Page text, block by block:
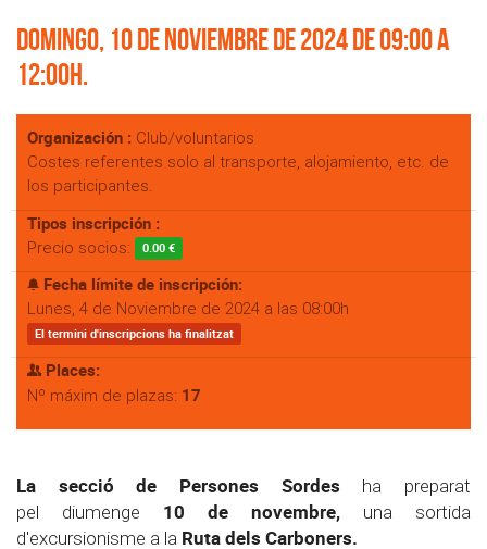
Domingo, 10 de Noviembre de 2024 de 09:00 a
12:00h.
Organización : Club/voluntarios
Costes referentes solo al transporte, alojamiento, etc. de
los participantes.
Tipos inscripción :
Precio socios: 0.00 €
Fecha límite de inscripción:
Lunes, 4 de Noviembre de 2024 a las 08:00h
El termini d'inscripcions ha finalitzat
Places:
Nº máxim de plazas: 17
La secció de Persones Sordes ha preparat
pel diumenge 10 de novembre, una sortida
d'excursionisme a la Ruta dels Carboners.